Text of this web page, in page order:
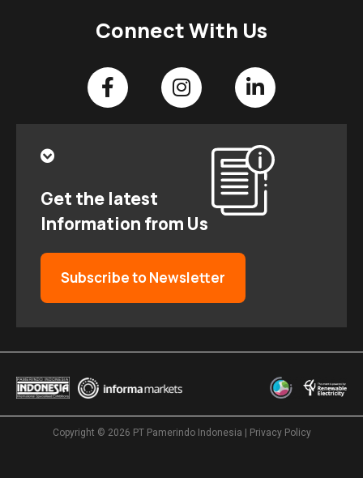
Connect With Us
Get the latest
Information from Us
Subscribe to Newsletter
Copyright © 2026 PT Pamerindo Indonesia Privacy Policy